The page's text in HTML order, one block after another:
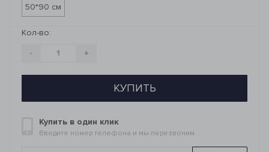
50*90 см
Кол-во:
- +
КУПИТЬ
Купить в один клик
Введите номер телефона и мы перезвоним